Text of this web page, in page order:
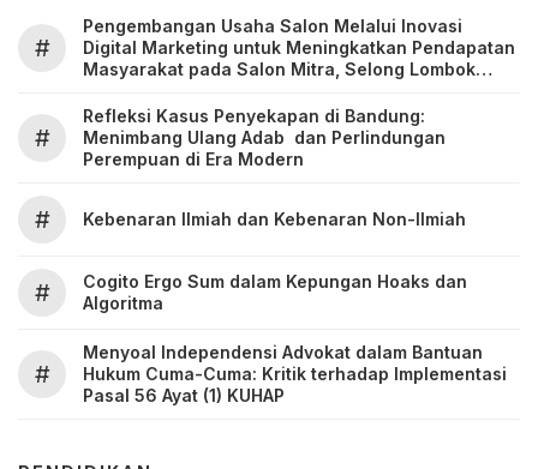
#
Pengembangan Usaha Salon Melalui Inovasi
Digital Marketing untuk Meningkatkan Pendapatan
Masyarakat pada Salon Mitra, Selong Lombok
#
Refleksi Kasus Penyekapan di Bandung:
Menimbang Ulang Adab dan Perlindungan
Perempuan di Era Modern
# Kebenaran Ilmiah dan Kebenaran Non-Ilmiah
#
Cogito Ergo Sum dalam Kepungan Hoaks dan
Algoritma
#
Menyoal Independensi Advokat dalam Bantuan
Hukum Cuma-Cuma: Kritik terhadap Implementasi
Pasal 56 Ayat (1) KUHAP